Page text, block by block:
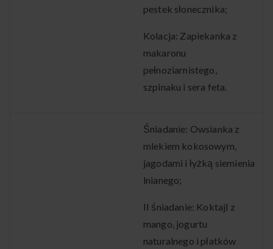
pestek słonecznika;
Kolacja: Zapiekanka z
makaronu
pełnoziarnistego,
szpinaku i sera feta.
Śniadanie: Owsianka z
mlekiem kokosowym,
jagodami i łyżką siemienia
lnianego;
II śniadanie: Koktajl z
mango, jogurtu
naturalnego i płatków